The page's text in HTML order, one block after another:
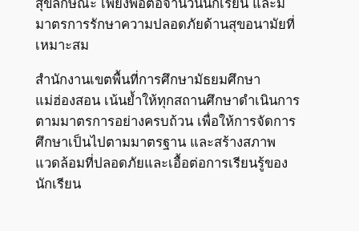
มาตรการรักษาความปลอดภัยด้านสุขอนามัยที่
เหมาะสม
สำนักงานเขตพื้นที่การศึกษามัธยมศึกษา
แม่ฮ่องสอน เน้นย้ำให้ทุกสถานศึกษาดำเนินการ
ตามมาตรการอย่างครบถ้วน เพื่อให้การจัดการ
ศึกษาเป็นไปตามมาตรฐาน และสร้างสภาพ
แวดล้อมที่ปลอดภัยและเอื้อต่อการเรียนรู้ของ
นักเรียน